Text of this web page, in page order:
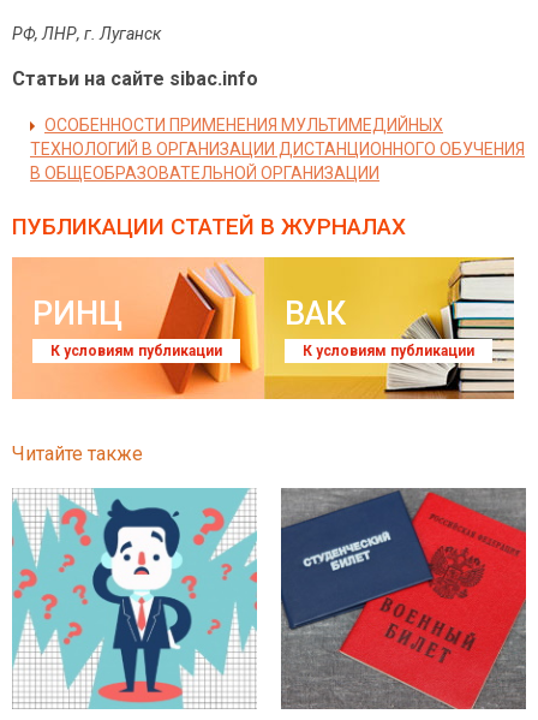
РФ, ЛНР, г. Луганск
Статьи на сайте sibac.info
ОСОБЕННОСТИ ПРИМЕНЕНИЯ МУЛЬТИМЕДИЙНЫХ
ТЕХНОЛОГИЙ В ОРГАНИЗАЦИИ ДИСТАНЦИОННОГО ОБУЧЕНИЯ
В ОБЩЕОБРАЗОВАТЕЛЬНОЙ ОРГАНИЗАЦИИ
ПУБЛИКАЦИИ СТАТЕЙ В ЖУРНАЛАХ
РИНЦ
К условиям публикации
ВАК
К условиям публикации
Читайте также